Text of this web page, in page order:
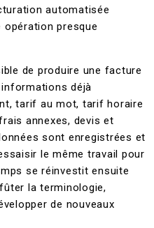
automatisée
presque
de produire une facture
déjà
tarif au mot, tarif horaire
annexes, devis et
sont enregistrées et
le même travail pour
se réinvestit ensuite
la terminologie,
de nouveaux